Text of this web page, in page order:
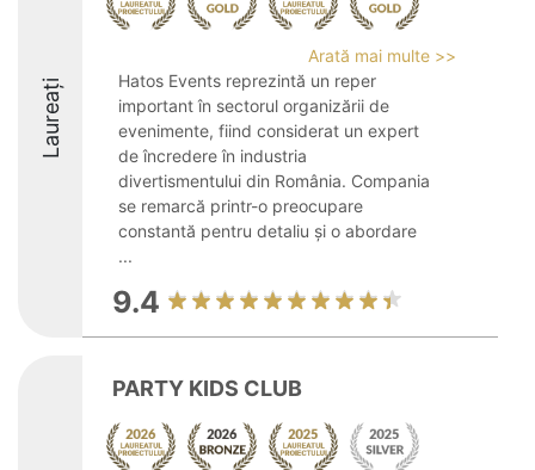
Laureați
Arată mai multe >>
Hatos Events reprezintă un reper
important în sectorul organizării de
evenimente, fiind considerat un expert
de încredere în industria
divertismentului din România. Compania
se remarcă printr-o preocupare
constantă pentru detaliu și o abordare
...
9.4
PARTY KIDS CLUB